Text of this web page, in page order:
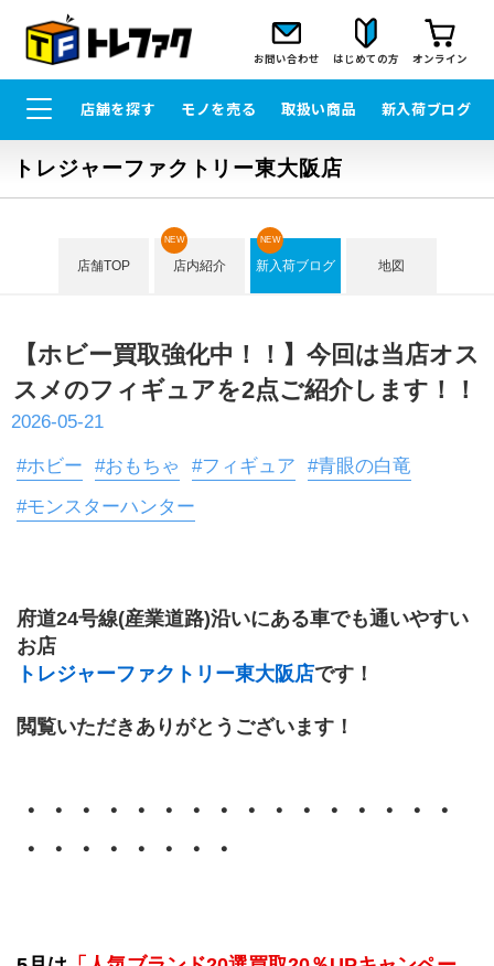
お問い合わせ はじめての方 オンライン
店舗を探す モノを売る 取扱い商品 新入荷ブログ
トレジャーファクトリー東大阪店
店舗TOP 店内紹介
NEW
新入荷ブログ
NEW
地図
【ホビー買取強化中！！】今回は当店オス
スメのフィギュアを2点ご紹介します！！
2026-05-21
#ホビー #おもちゃ #フィギュア
#青眼の白竜
#モンスターハンター
府道24号線(産業道路)沿いにある車でも通いやすい
お店
トレジャーファクトリー東大阪店です！
閲覧いただきありがとうございます！
・・・・・・・・・・・・・・・・
・・・・・・・・